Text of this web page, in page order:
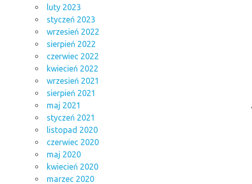
luty 2023
styczeń 2023
wrzesień 2022
sierpień 2022
czerwiec 2022
kwiecień 2022
wrzesień 2021
sierpień 2021
maj 2021
styczeń 2021
listopad 2020
czerwiec 2020
maj 2020
kwiecień 2020
marzec 2020